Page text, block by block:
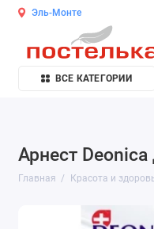
Эль-Монте
ВСЕ КАТЕГОРИИ
Арнест
Главная Красота и